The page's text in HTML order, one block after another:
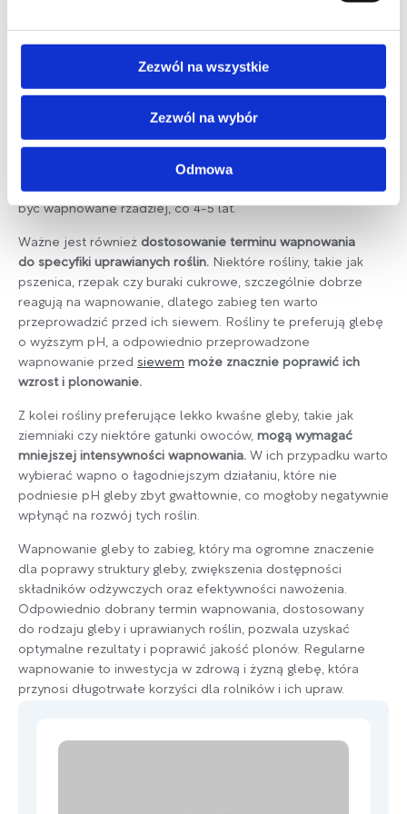
Zezwól na wszystkie
Zezwól na wybór
Odmowa
Rodzaj gleby oraz rodzaj uprawianych roślin to kolejne
ważne czynniki wpływające na decyzję, kiedy wapnować
glebę. Gleby lekkie, piaszczyste wymagają częstszego
wapnowania, ponieważ wapń jest z nich szybciej wymywany.
dlatego regularne wapnowanie,co 2-3 lata, jest konieczne,
aby utrzymać odpowiedni odczyn pH.
gliniaste, charakteryzujące się lepszą retencją wapnia, mogą
być wapnowane rzadziej, co 4-5 lat.
Ważne jest również dostosowanie terminu wapnowania
do specyfiki uprawianych roślin. Niektóre rośliny, takie jak
pszenica, rzepak czy buraki cukrowe, szczególnie dobrze
reagują na wapnowanie, dlatego zabieg ten warto
przeprowadzić przed ich siewem. Rośliny te preferują glebę
o wyższym pH, a odpowiednio przeprowadzone
wapnowanie przed siewem może znacznie poprawić ich
wzrost i plonowanie.
Z kolei rośliny preferujące lekko kwaśne gleby, takie jak
ziemniaki czy niektóre gatunki owoców, mogą wymagać
mniejszej intensywności wapnowania. W ich przypadku warto
wybierać wapno o łagodniejszym działaniu, które nie
podniesie pH gleby zbyt gwałtownie, co mogłoby negatywnie
wpłynąć na rozwój tych roślin.
Wapnowanie gleby to zabieg, który ma ogromne znaczenie
dla poprawy struktury gleby, zwiększenia dostępności
składników odżywczych oraz efektywności nawożenia.
Odpowiednio dobrany termin wapnowania, dostosowany
do rodzaju gleby i uprawianych roślin, pozwala uzyskać
optymalne rezultaty i poprawić jakość plonów. Regularne
wapnowanie to inwestycja w zdrową i żyzną glebę, która
przynosi długotrwałe korzyści dla rolników i ich upraw.